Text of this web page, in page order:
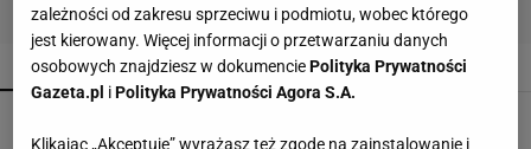
POPULARNE NAJNOWSZE
zależności od zakresu sprzeciwu i podmiotu, wobec którego
jest kierowany. Więcej informacji o przetwarzaniu danych
osobowych znajdziesz w dokumenciePolityka Prywatności
Gazeta.pl iPolityka Prywatności Agora S.A.
Klikając „Akceptuję” wyrażasz też zgodę na zainstalowanie i